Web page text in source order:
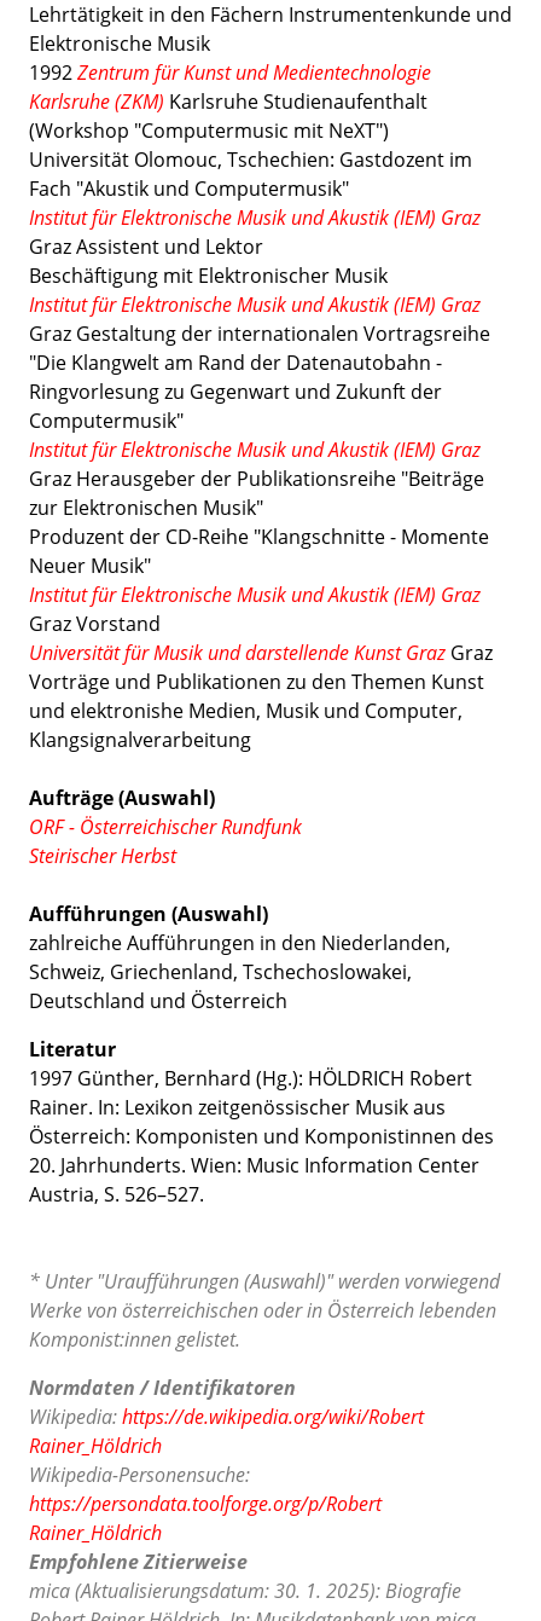
Lehrtätigkeit in den Fächern Instrumentenkunde und
Elektronische Musik
1992Zentrum für Kunst und Medientechnologie
Karlsruhe (ZKM) Karlsruhe Studienaufenthalt
(Workshop "Computermusic mit NeXT")
Universität Olomouc, Tschechien: Gastdozent im
Fach "Akustik und Computermusik"
Institut für Elektronische Musik und Akustik (IEM) Graz
Graz Assistent und Lektor
Beschäftigung mit Elektronischer Musik
Institut für Elektronische Musik und Akustik (IEM) Graz
Graz Gestaltung der internationalen Vortragsreihe
"Die Klangwelt am Rand der Datenautobahn -
Ringvorlesung zu Gegenwart und Zukunft der
Computermusik"
Institut für Elektronische Musik und Akustik (IEM) Graz
Graz Herausgeber der Publikationsreihe "Beiträge
zur Elektronischen Musik"
Produzent der CD-Reihe "Klangschnitte - Momente
Neuer Musik"
Institut für Elektronische Musik und Akustik (IEM) Graz
Graz Vorstand
Universität für Musik und darstellende Kunst Graz Graz
Vorträge und Publikationen zu den Themen Kunst
und elektronishe Medien, Musik und Computer,
Klangsignalverarbeitung
Aufträge (Auswahl)
ORF - Österreichischer Rundfunk
Steirischer Herbst
Aufführungen (Auswahl)
zahlreiche Aufführungen in den Niederlanden,
Schweiz, Griechenland, Tschechoslowakei,
Deutschland und Österreich
Literatur
1997 Günther, Bernhard (Hg.): HÖLDRICH Robert
Rainer. In: Lexikon zeitgenössischer Musik aus
Österreich: Komponisten und Komponistinnen des
20. Jahrhunderts. Wien: Music Information Center
Austria, S. 526–527.
* Unter "Uraufführungen (Auswahl)" werden vorwiegend
Werke von österreichischen oder in Österreich lebenden
Komponist:innen gelistet.
Normdaten / Identifikatoren
Wikipedia:https://de.wikipedia.org/wiki/Robert
Rainer_Höldrich
Wikipedia-Personensuche:
https://persondata.toolforge.org/p/Robert
Rainer_Höldrich
Empfohlene Zitierweise
mica (Aktualisierungsdatum: 30. 1. 2025): Biografie